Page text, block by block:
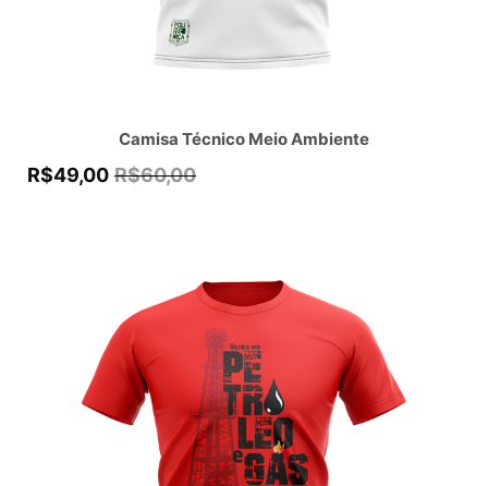
Camisa Técnico Meio Ambiente
R$60,00
R$49,00